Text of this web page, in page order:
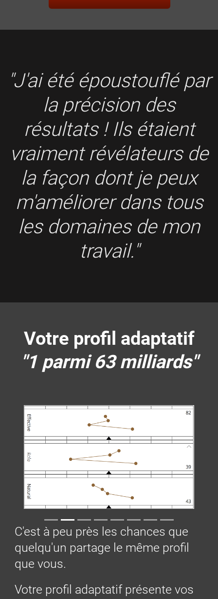
"J'ai été époustouflé par
la précision des
résultats ! Ils étaient
vraiment révélateurs de
la façon dont je peux
m'améliorer dans tous
les domaines de mon
travail."
Votre profil adaptatif
"1 parmi 63 milliards"
C'est à peu près les chances que
quelqu'un partage le même profil
que vous.
Votre profil adaptatif présente vos
Précédent